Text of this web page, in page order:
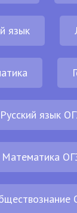
язык
Русский язык
Математика